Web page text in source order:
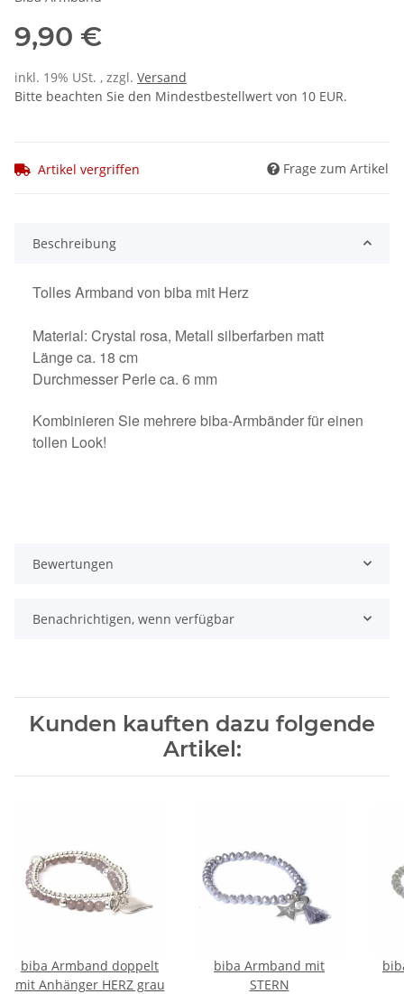
9,90 €
inkl. 19% USt. , zzgl. Versand
Bitte beachten Sie den Mindestbestellwert von 10 EUR.
Artikel vergriffen Frage zum Artikel
Beschreibung
Tolles Armband von biba mit Herz
Material: Crystal rosa, Metall silberfarben matt
Länge ca. 18 cm
Durchmesser Perle ca. 6 mm
Kombinieren Sie mehrere biba-Armbänder für einen
tollen Look!
Bewertungen
Benachrichtigen, wenn verfügbar
Kunden kauften dazu folgende
Artikel:
biba Armband doppelt
mit Anhänger HERZ grau
biba Armband mit
STERN